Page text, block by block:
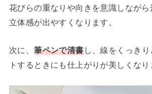
花びらの重なりや向きを意識しながら
立体感が出やすくなります。
次に、筆ペンで清書し、線をくっき
トするときにも仕上がりが美しくなり